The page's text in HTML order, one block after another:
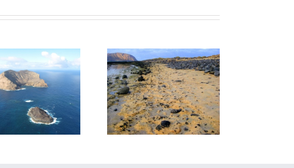
GR01 Costa de Los
Resbalajes
LIG AL01: Malpaís del
Norte